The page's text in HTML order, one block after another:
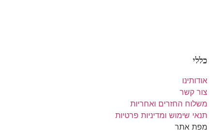
כללי
אודותינו
צור קשר
משלוח החזרים ואחריות
תנאי שימוש ומדיניות פרטיות
מפת אתר